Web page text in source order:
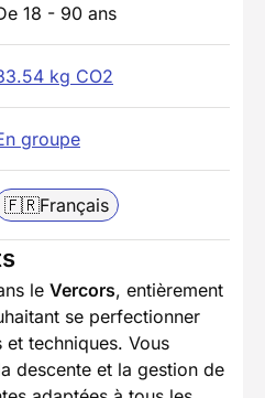
18 - 90 ans
kg CO2
groupe
🇫🇷Français
le Vercors, entièrement
se perfectionner
techniques. Vous
descente et la gestion de